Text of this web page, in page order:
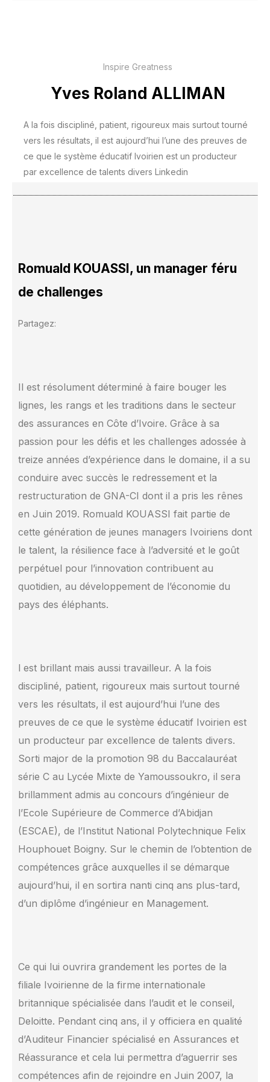
Inspire Greatness
Yves Roland ALLIMAN
A la fois discipliné, patient, rigoureux mais surtout tourné
vers les résultats, il est aujourd’hui l’une des preuves de
ce que le système éducatif Ivoirien est un producteur
par excellence de talents divers Linkedin
Romuald KOUASSI, un manager féru
de challenges
Partagez:
Il est résolument déterminé à faire bouger les
lignes, les rangs et les traditions dans le secteur
des assurances en Côte d’Ivoire. Grâce à sa
passion pour les défis et les challenges adossée à
treize années d’expérience dans le domaine, il a su
conduire avec succès le redressement et la
restructuration de GNA-CI dont il a pris les rênes
en Juin 2019. Romuald KOUASSI fait partie de
cette génération de jeunes managers Ivoiriens dont
le talent, la résilience face à l’adversité et le goût
perpétuel pour l’innovation contribuent au
quotidien, au développement de l’économie du
pays des éléphants.
l est brillant mais aussi travailleur. A la fois
discipliné, patient, rigoureux mais surtout tourné
vers les résultats, il est aujourd’hui l’une des
preuves de ce que le système éducatif Ivoirien est
un producteur par excellence de talents divers.
Sorti major de la promotion 98 du Baccalauréat
série C au Lycée Mixte de Yamoussoukro, il sera
brillamment admis au concours d’ingénieur de
l’Ecole Supérieure de Commerce d’Abidjan
(ESCAE), de l’Institut National Polytechnique Felix
Houphouet Boigny. Sur le chemin de l’obtention de
compétences grâce auxquelles il se démarque
aujourd’hui, il en sortira nanti cinq ans plus-tard,
d’un diplôme d’ingénieur en Management.
Ce qui lui ouvrira grandement les portes de la
filiale Ivoirienne de la firme internationale
britannique spécialisée dans l’audit et le conseil,
Deloitte. Pendant cinq ans, il y officiera en qualité
d’Auditeur Financier spécialisé en Assurances et
Réassurance et cela lui permettra d’aguerrir ses
compétences afin de rejoindre en Juin 2007, la